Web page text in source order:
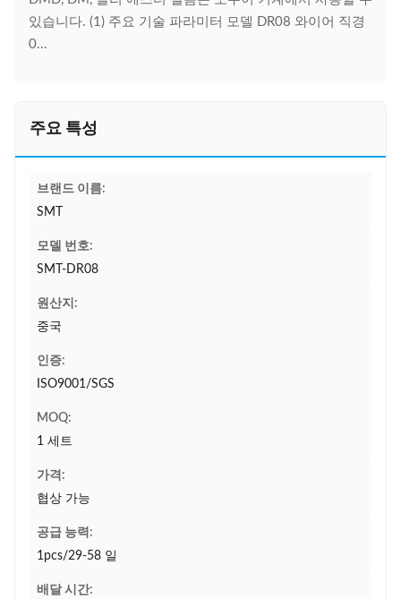
있습니다. (1) 주요 기술 파라미터 모델 DR08 와이어 직경
0...
주요 특성
브랜드 이름:
SMT
모델 번호:
SMT-DR08
원산지:
중국
인증:
ISO9001/SGS
MOQ:
1 세트
가격:
협상 가능
공급 능력:
1pcs/29-58 일
배달 시간: